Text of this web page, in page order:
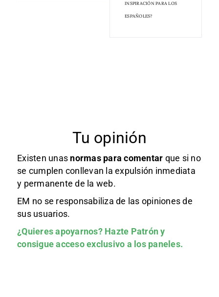
INSPIRACIÓN PARA LOS
ESPAÑOLES?
Tu opinión
Existen unas normas para comentar que si no
se cumplen conllevan la expulsión inmediata
y permanente de la web.
EM no se responsabiliza de las opiniones de
sus usuarios.
¿Quieres apoyarnos? Hazte Patróny
consigue acceso exclusivo a los paneles.